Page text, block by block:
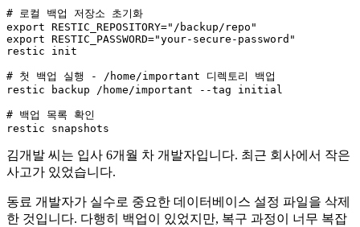
# 로컬 백업 저장소 초기화
export RESTIC_REPOSITORY="/backup/repo"
export RESTIC_PASSWORD="your-secure-password"
restic init
# 첫 백업 실행 - /home/important 디렉토리 백업
restic backup /home/important --tag initial
# 백업 목록 확인
김개발 씨는 입사 6개월 차 개발자입니다. 최근 회사에서 작은
사고가 있었습니다.
동료 개발자가 실수로 중요한 데이터베이스 설정 파일을 삭제
한 것입니다. 다행히 백업이 있었지만, 복구 과정이 너무 복잡